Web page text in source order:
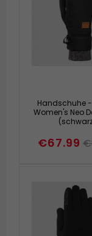
Handschuhe
Women's Neo
€67.99